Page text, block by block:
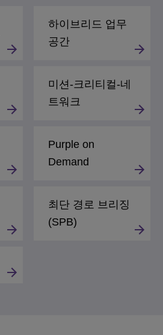
하이브리드 업무
공간
미션-크리티컬-네
트워크
Purple on
Demand
최단 경로 브리징
(SPB)